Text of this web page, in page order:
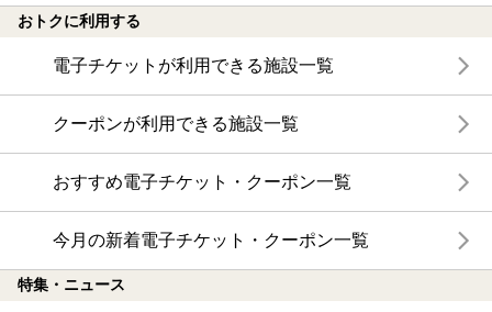
おトクに利用する
電子チケットが利用できる施設一覧
クーポンが利用できる施設一覧
おすすめ電子チケット・クーポン一覧
今月の新着電子チケット・クーポン一覧
特集・ニュース